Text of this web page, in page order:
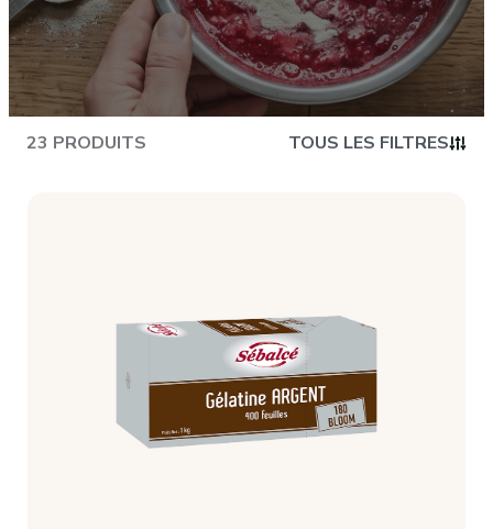
NOTRE FORCE DE VENTE
NOTRE HISTOIRE
NOUS RECRUTONS
CONTACT
23 PRODUITS TOUS LES FILTRES